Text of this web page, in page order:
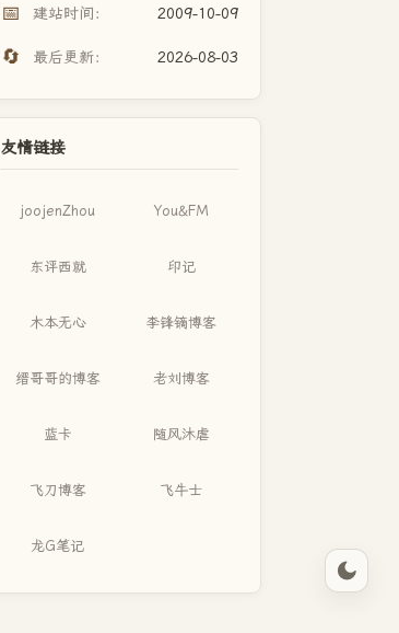
📅 建站时间： 2009-10-09
🔄 最后更新： 2026-08-03
友情链接
joojenZhou You&FM
东评西就 印记
木本无心 李锋镝博客
缙哥哥的博客 老刘博客
蓝卡 随风沐虐
飞刀博客 飞牛士
龙G笔记